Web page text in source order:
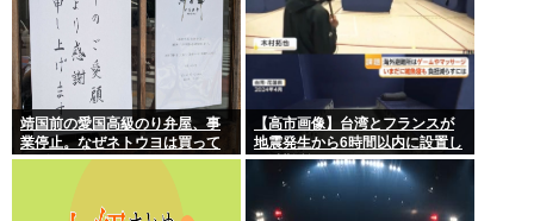
靖国前の愛国高級のり弁屋、事
業停止。なぜネトウヨは買って
あげなかったの？
【高市画像】台湾とフランスが
地震発生から6時間以内に設置し
た避難所がこれwww